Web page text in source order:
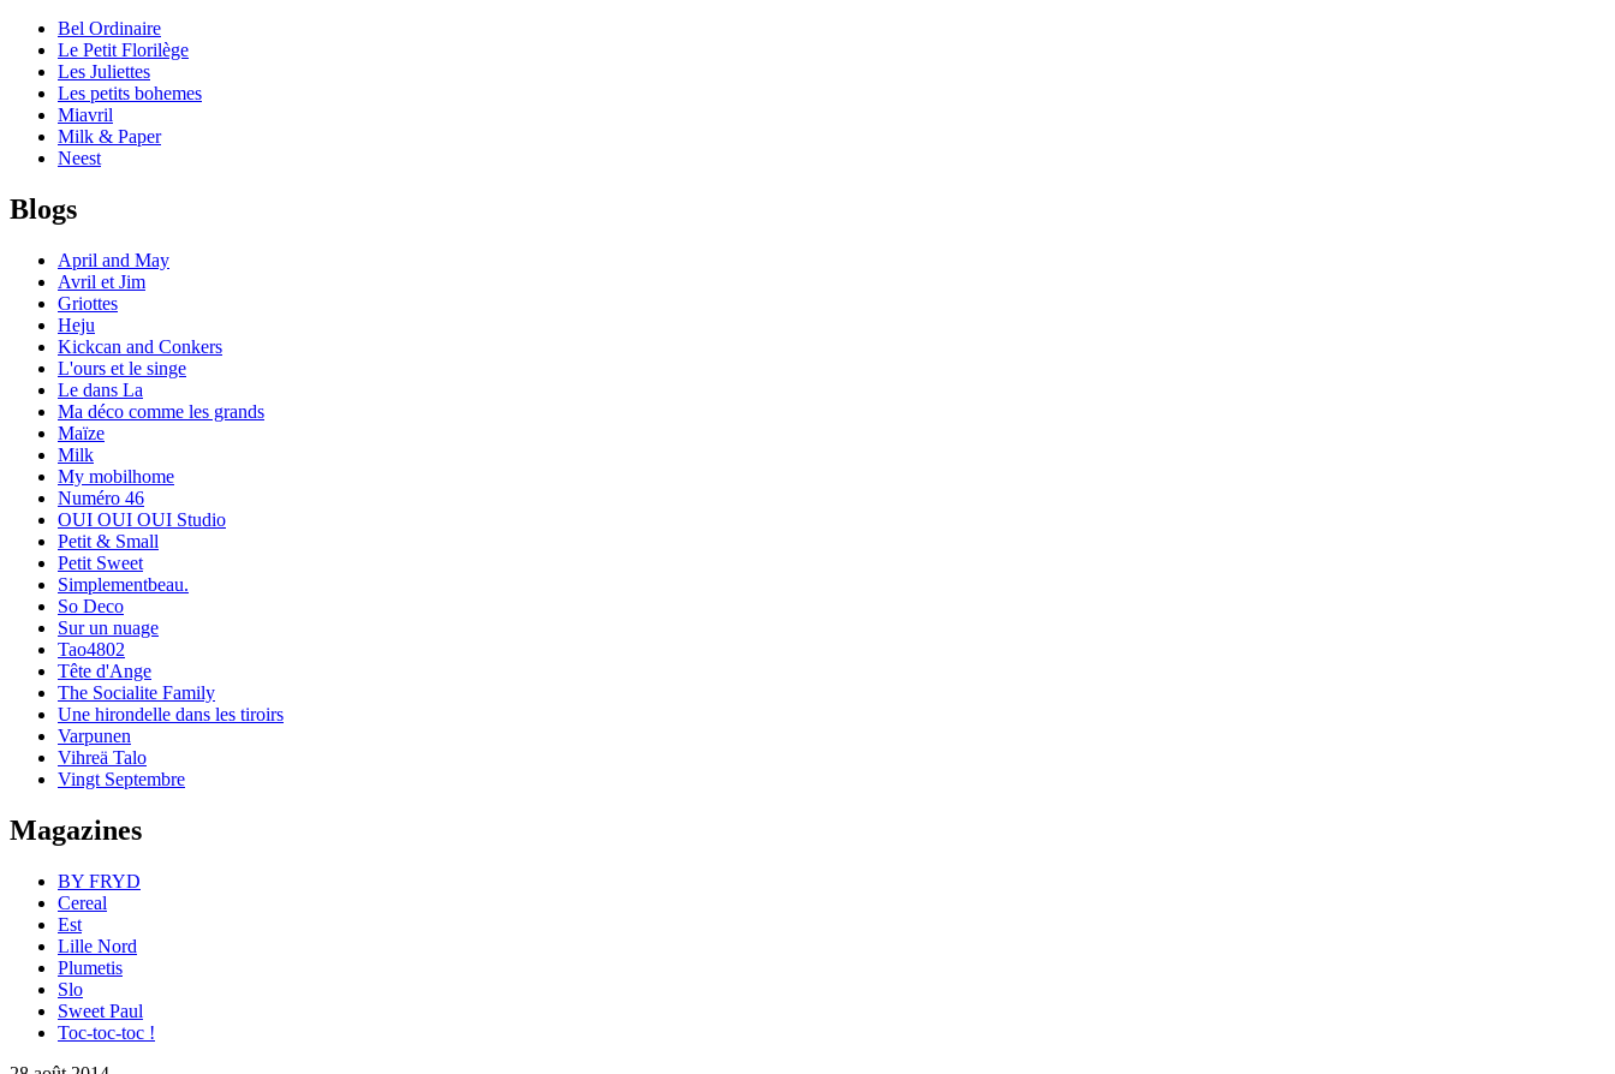
Bel Ordinaire
Le Petit Florilège
Les Juliettes
Les petits bohemes
Miavril
Milk & Paper
Neest
Blogs
April and May
Avril et Jim
Griottes
Heju
Kickcan and Conkers
L'ours et le singe
Le dans La
Ma déco comme les grands
Maïze
Milk
My mobilhome
Numéro 46
OUI OUI OUI Studio
Petit & Small
Petit Sweet
Simplementbeau.
So Deco
Sur un nuage
Tao4802
Tête d'Ange
The Socialite Family
Une hirondelle dans les tiroirs
Varpunen
Vihreä Talo
Vingt Septembre
Magazines
BY FRYD
Cereal
Est
Lille Nord
Plumetis
Slo
Sweet Paul
Toc-toc-toc !